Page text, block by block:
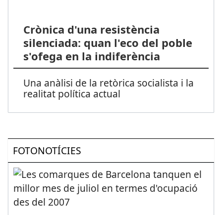
Crònica d'una resistència
silenciada: quan l'eco del poble
s'ofega en la indiferència
Una anàlisi de la retòrica socialista i la
realitat política actual
FOTONOTÍCIES